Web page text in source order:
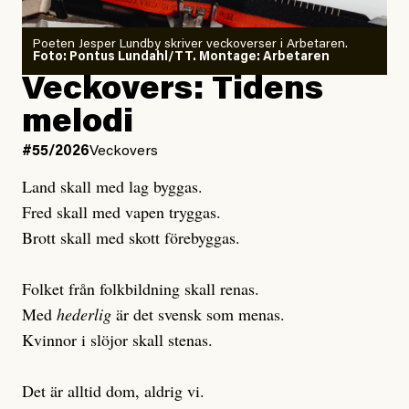
Joel Kellgren
Publicerad3 August, 2026
Uppdaterad3 August, 2026
Poeten Jesper Lundby skriver veckoverser i Arbetaren.
Foto: Pontus Lundahl/TT. Montage: Arbetaren
Veckovers: Tidens
melodi
#55/2026Veckovers
Land skall med lag byggas.
Fred skall med vapen tryggas.
Brott skall med skott förebyggas.
Folket från folkbildning skall renas.
Med hederlig är det svensk som menas.
Kvinnor i slöjor skall stenas.
Det är alltid dom, aldrig vi.